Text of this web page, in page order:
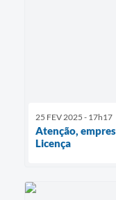
25 FEV 2025 - 17h17
Atenção,
Licença